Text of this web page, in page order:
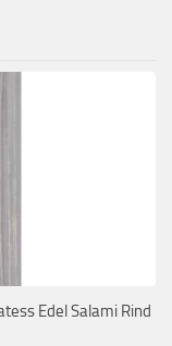
Edel Salami Rind